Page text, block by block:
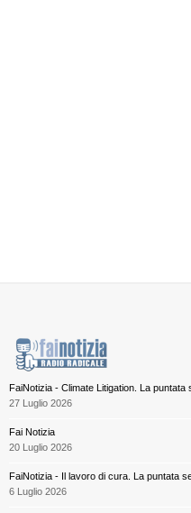
FaiNotizia - Climate Litigation. La puntata
27 Luglio 2026
Fai Notizia
20 Luglio 2026
FaiNotizia - Il lavoro di cura. La puntata
6 Luglio 2026